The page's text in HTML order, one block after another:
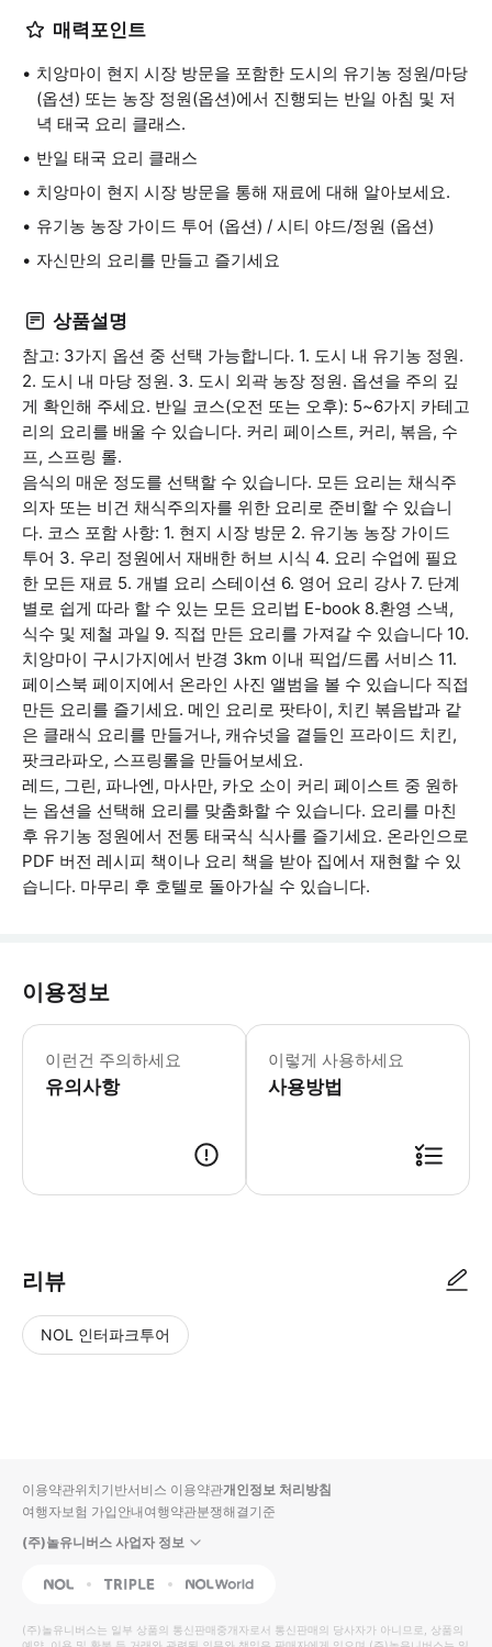
매력포인트
치앙마이 현지 시장 방문을 포함한 도시의 유기농 정원/마당
(옵션) 또는 농장 정원(옵션)에서 진행되는 반일 아침 및 저
녁 태국 요리 클래스.
반일 태국 요리 클래스
치앙마이 현지 시장 방문을 통해 재료에 대해 알아보세요.
유기농 농장 가이드 투어 (옵션) / 시티 야드/정원 (옵션)
자신만의 요리를 만들고 즐기세요
상품설명
참고: 3가지 옵션 중 선택 가능합니다. 1. 도시 내 유기농 정원.
2. 도시 내 마당 정원. 3. 도시 외곽 농장 정원. 옵션을 주의 깊
게 확인해 주세요. 반일 코스(오전 또는 오후): 5~6가지 카테고
리의 요리를 배울 수 있습니다. 커리 페이스트, 커리, 볶음, 수
프, 스프링 롤.
음식의 매운 정도를 선택할 수 있습니다. 모든 요리는 채식주
의자 또는 비건 채식주의자를 위한 요리로 준비할 수 있습니
다. 코스 포함 사항: 1. 현지 시장 방문 2. 유기농 농장 가이드
투어 3. 우리 정원에서 재배한 허브 시식 4. 요리 수업에 필요
한 모든 재료 5. 개별 요리 스테이션 6. 영어 요리 강사 7. 단계
별로 쉽게 따라 할 수 있는 모든 요리법 E-book 8.환영 스낵,
식수 및 제철 과일 9. 직접 만든 요리를 가져갈 수 있습니다 10.
치앙마이 구시가지에서 반경 3km 이내 픽업/드롭 서비스 11.
페이스북 페이지에서 온라인 사진 앨범을 볼 수 있습니다 직접
만든 요리를 즐기세요. 메인 요리로 팟타이, 치킨 볶음밥과 같
은 클래식 요리를 만들거나, 캐슈넛을 곁들인 프라이드 치킨,
팟크라파오, 스프링롤을 만들어보세요.
레드, 그린, 파나엔, 마사만, 카오 소이 커리 페이스트 중 원하
는 옵션을 선택해 요리를 맞춤화할 수 있습니다. 요리를 마친
후 유기농 정원에서 전통 태국식 식사를 즐기세요. 온라인으로
PDF 버전 레시피 책이나 요리 책을 받아 집에서 재현할 수 있
습니다. 마무리 후 호텔로 돌아가실 수 있습니다.
이용정보
이런건 주의하세요
유의사항
매운맛, 매운맛 등 취향에 맞게 요리
이렇게 사용하세요
사용방법
리뷰
NOL 인터파크투어
입니
다.
높
동
순
상
이용약관위치기반서비스 이용약관개인정보 처리방침
여행자보험 가입안내여행약관분쟁해결기준
(주)놀유니버스 사업자 정보
NOL Triple Interpark Global
(주)놀유니버스는 일부 상품의 통신판매중개자로서 통신판매의 당사자가 아니므로, 상품의